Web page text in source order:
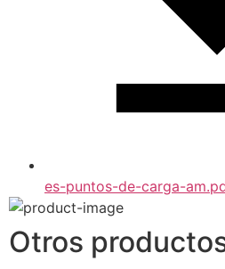
es-puntos-de-carga-
Otros